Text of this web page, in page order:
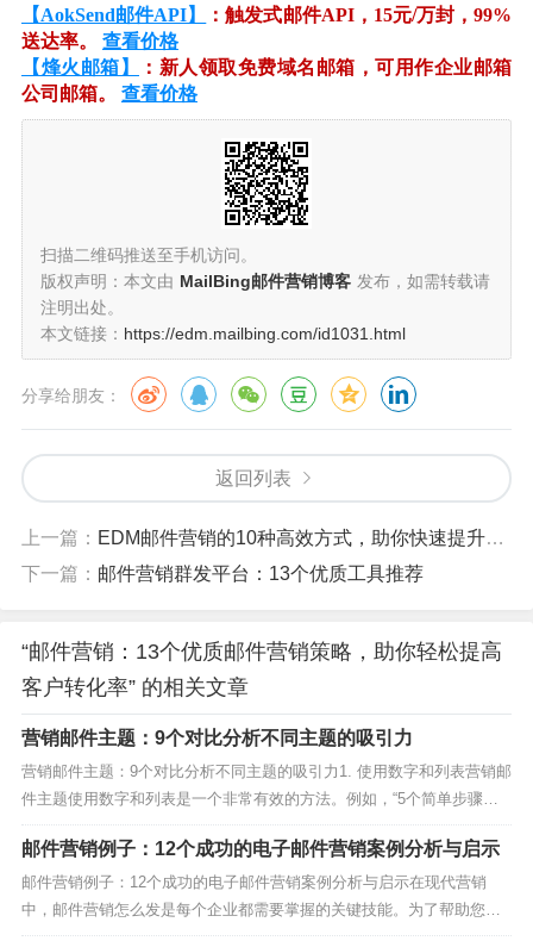
【AokSend邮件API】
：触发式邮件API，15元/万封，99%
送达率。 查看价格
【烽火邮箱】
：新人领取免费域名邮箱，可用作企业邮箱
公司邮箱。 查看价格
扫描二维码推送至手机访问。
版权声明：本文由 MailBing邮件营销博客 发布，如需转载请
注明出处。
本文链接： https://edm.mailbing.com/id1031.html
分享给朋友：
返回列表
上一篇： EDM邮件营销的10种高效方式，助你快速提升品牌影响力
下一篇： 邮件营销群发平台：13个优质工具推荐
“邮件营销：13个优质邮件营销策略，助你轻松提高
客户转化率” 的相关文章
营销邮件主题：9个对比分析不同主题的吸引力
营销邮件主题：9个对比分析不同主题的吸引力1. 使用数字和列表营销邮
件主题使用数字和列表是一个非常有效的方法。例如，“5个简单步骤提
升你的邮件打开率”或“10个最佳营销策略”。数字和列表能够清晰地传达
信息，吸引读者的注意力。2. 提出问题营销邮件主题提出问题是一个很
好的策略。例如，“你知道如何提升邮...
邮件营销例子：12个成功的电子邮件营销案例分析与启示
邮件营销例子：12个成功的电子邮件营销案例分析与启示在现代营销
中，邮件营销怎么发是每个企业都需要掌握的关键技能。为了帮助您更
好地理解邮件营销怎么发，本文将详细分析12个成功的电子邮件营销案